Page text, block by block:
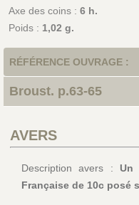
Axe des coins : 6 h.
Poids : 1,02 g.
RÉFÉRENCE OUVRAGE :
Broust. p.63-65
AVERS
Description avers : Un
Française de 10c posé